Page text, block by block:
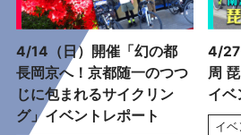
4/14（日）開催「幻の都
長岡京へ！京都随一のつつ
じに包まれるサイクリン
グ」イベントレポート
4/27
周
イベ
イベ